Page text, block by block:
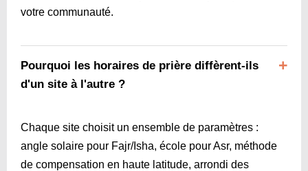
votre communauté.
Pourquoi les horaires de prière diffèrent-ils
d'un site à l'autre ?
Chaque site choisit un ensemble de paramètres :
angle solaire pour Fajr/Isha, école pour Asr, méthode
de compensation en haute latitude, arrondi des